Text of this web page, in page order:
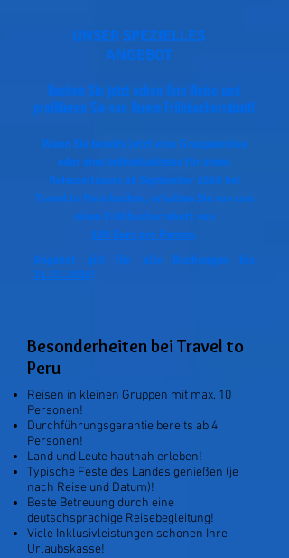
UNSER SPEZIELLES
ANGEBOT
Buchen Sie jetzt schon Ihre Reise und
profitieren Sie von Ihrem Frühbucherrabatt!
Wenn Sie bereits jetzteine Gruppenreise
oder eine Individualreise für einen
Reisezeitraum ab September 2026 bei
Travel to Peru buchen, erhalten Sie von uns
einen Frühbucherrabatt von
100 Euro pro Person.
Angebot gilt für alle Buchungen
bis
31.03.2026!
Besonderheiten bei Travel to
Peru
Reisen in kleinen Gruppen mit max. 10
Personen!
Durchführungsgarantie bereits ab 4
Personen!
Land und Leute hautnah erleben!
Typische Feste des Landes genießen (je
nach Reise und Datum)!
Beste Betreuung durch eine
deutschsprachige Reisebegleitung!
Viele Inklusivleistungen schonen Ihre
Urlaubskasse!